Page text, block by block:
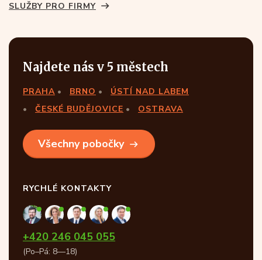
SLUŽBY PRO FIRMY
Najdete nás v 5 městech
PRAHA BRNO
ÚSTÍ NAD LABEM
ČESKÉ BUDĚJOVICE
OSTRAVA
Všechny pobočky
RYCHLÉ KONTAKTY
+420 246 045 055
(Po–Pá: 8—18)